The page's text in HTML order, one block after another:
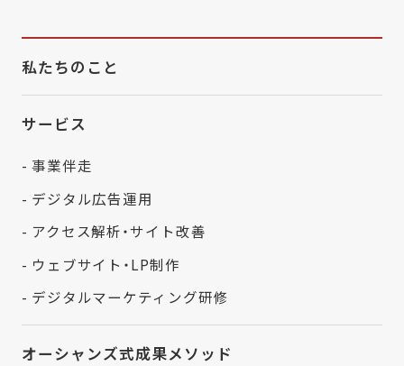
私たちのこと
サービス
- 事業伴走
- デジタル広告運用
- アクセス解析・サイト改善
- ウェブサイト・LP制作
- デジタルマーケティング研修
オーシャンズ式成果メソッド